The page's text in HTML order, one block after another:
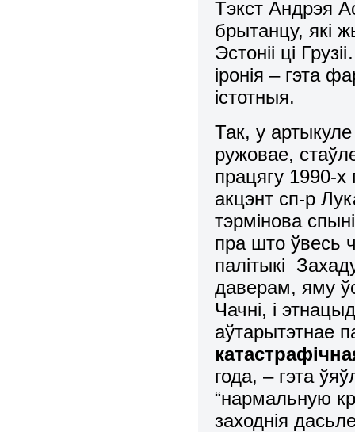
Тэкст Андрэя
брытанцу, які
Эстоніі ці
іронія – гэта
істотныя.
Так, у
ружовае,
працягу 1990-х
акцэнт сп-р
тэрмінова
пра што ўвесь
палітыкі
даверам, яму
Чачні, і
аўтарытэтнае
года, – гэта
“нармальную
заходнія